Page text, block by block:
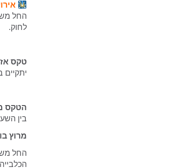
החל
לחוק.
טקס
יתקיים בהר הרצל
הטקס
בין השעות 18:00-22:00 – ייחסם לתנועת כלי רכב רח’
מרוץ